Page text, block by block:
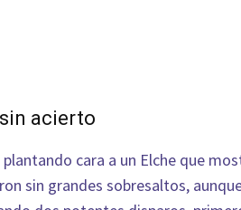
acierto
cara a un Elche que
sin grandes sobresaltos,